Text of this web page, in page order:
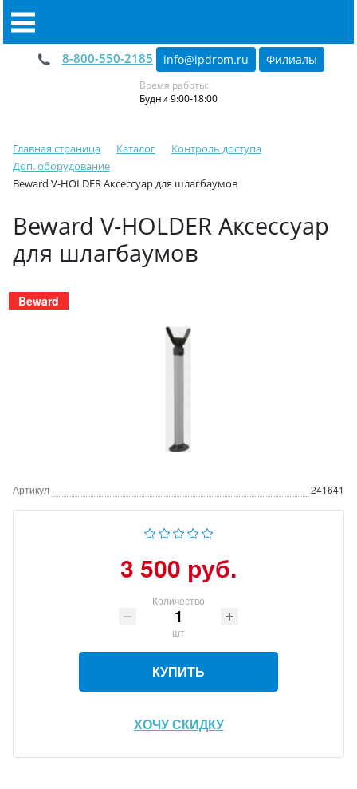
8-800-550-2185 info@ipdrom.ru Филиалы
Время работы:
Будни 9:00-18:00
Главная страница Каталог
Контроль доступа
Доп. оборудование
Beward V-HOLDER Аксессуар для шлагбаумов
Beward V-HOLDER Аксессуар
для шлагбаумов
Beward
Артикул 241641
3 500 руб.
Количество
шт
КУПИТЬ
ХОЧУ СКИДКУ